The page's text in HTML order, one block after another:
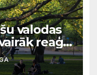
valodas
reaģē